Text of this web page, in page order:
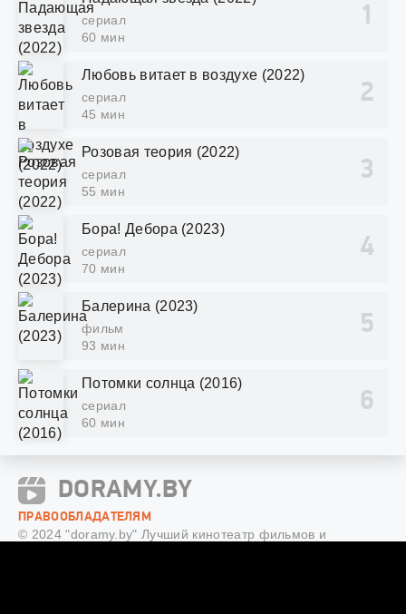
сериал
60 мин
Любовь витает в воздухе (2022)
сериал
45 мин
Розовая теория (2022)
сериал
55 мин
Бора! Дебора (2023)
сериал
70 мин
Балерина (2023)
фильм
93 мин
Потомки солнца (2016)
сериал
60 мин
DORAMY.BY
© 2024 "doramy.by" Лучший кинотеатр фильмов и
ПРАВООБЛАДАТЕЛЯМ